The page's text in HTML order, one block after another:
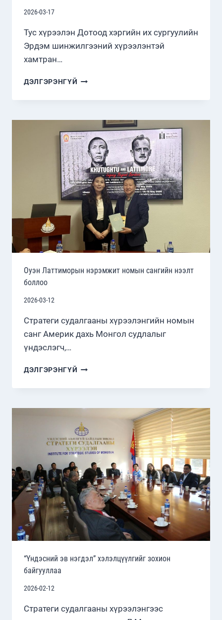
2026-03-17
Тус хүрээлэн Дотоод хэргийн их сургуулийн
Эрдэм шинжилгээний хүрээлэнтэй
хамтран…
ДЭЛГЭРЭНГҮЙ ХАМТАРСАН
ЗОХИОН
Оуэн Латтиморын нэрэмжит номын сангийн нээлт
боллоо
2026-03-12
Стратеги судалгааны хүрээлэнгийн номын
санг Америк дахь Монгол судлалыг
үндэслэгч,…
ДЭЛГЭРЭНГҮЙ ОУЭН
НЭРЭМЖИТ
САНГИЙН
БОЛЛОО
“Үндэсний эв нэгдэл” хэлэлцүүлгийг зохион
байгууллаа
2026-02-12
Стратеги судалгааны хүрээлэнгээс